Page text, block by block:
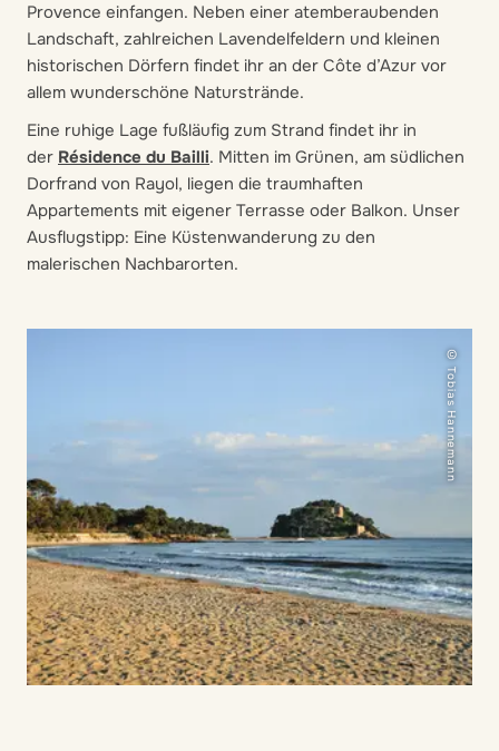
Provence einfangen. Neben einer atemberaubenden
Landschaft, zahlreichen Lavendelfeldern und kleinen
historischen Dörfern findet ihr an der Côte d’Azur vor
allem wunderschöne Naturstrände.
Eine ruhige Lage fußläufig zum Strand findet ihr in
der Résidence du Bailli. Mitten im Grünen, am südlichen
Dorfrand von Rayol, liegen die traumhaften
Appartements mit eigener Terrasse oder Balkon. Unser
Ausflugstipp: Eine Küstenwanderung zu den
malerischen Nachbarorten.
© Tobias Hannemann